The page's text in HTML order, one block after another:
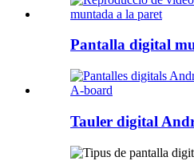
Pantalla digital
Tauler digital